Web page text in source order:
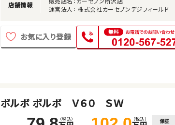
店舗情報
運営法人： 株式会社カーセブンデジフィールド
お気に入り登録
ボルボ ボルボ Ｖ６０ ＳＷ
（税込） （税込） 保証